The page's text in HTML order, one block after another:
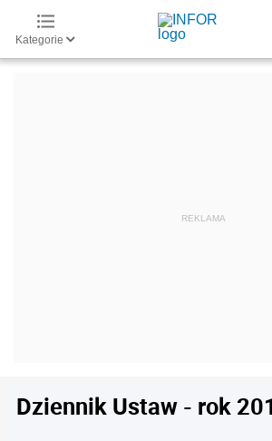
Kategorie
Dziennik Ustaw - rok